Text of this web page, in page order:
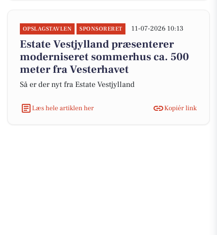
OPSLAGSTAVLEN SPONSORERET 11-07-2026 10:13
Estate Vestjylland præsenterer
moderniseret sommerhus ca. 500
meter fra Vesterhavet
Så er der nyt fra Estate Vestjylland
Læs hele artiklen her Kopiér link